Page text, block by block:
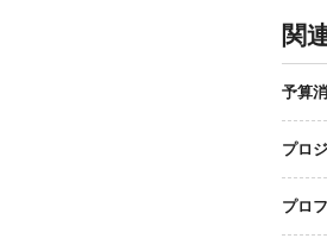
関
予算
プロ
プロ